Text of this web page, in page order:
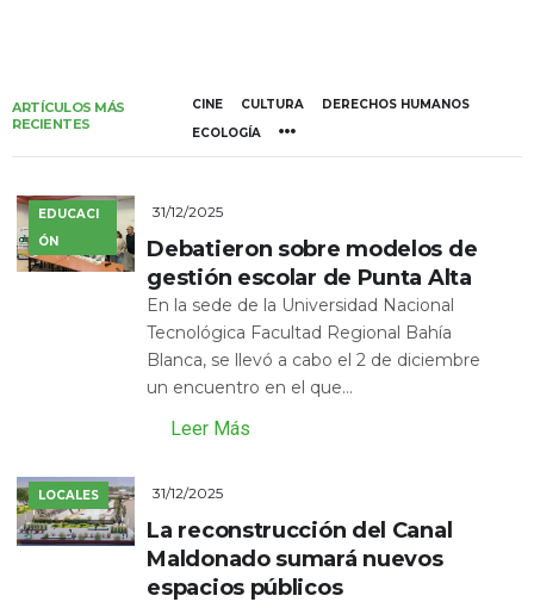
ARTÍCULOS MÁS
RECIENTES
CINE CULTURA
DERECHOS HUMANOS
ECOLOGÍA
EDUCACI
ÓN
31/12/2025
Debatieron sobre modelos de
gestión escolar de Punta Alta
En la sede de la Universidad Nacional
Tecnológica Facultad Regional Bahía
Blanca, se llevó a cabo el 2 de diciembre
un encuentro en el que...
Leer Más
LOCALES 31/12/2025
La reconstrucción del Canal
Maldonado sumará nuevos
espacios públicos